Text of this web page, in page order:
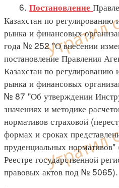
6. Постановление
Казахстан по регулированию
рынка и финансовых
года № 252 "О внесении
постановление Правления
Казахстан по регулированию
рынка и финансовых
№ 87 "Об утверждении
значениях и методике
нормативов страховой
формах и сроках
пруденциальных нормативов"
Реестре государственной
правовых актов под № 5065).